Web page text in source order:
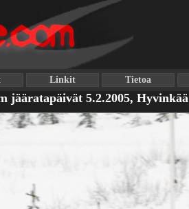
Linkit Tietoa
jääratapäivät 5.2.2005, Hyvinkää